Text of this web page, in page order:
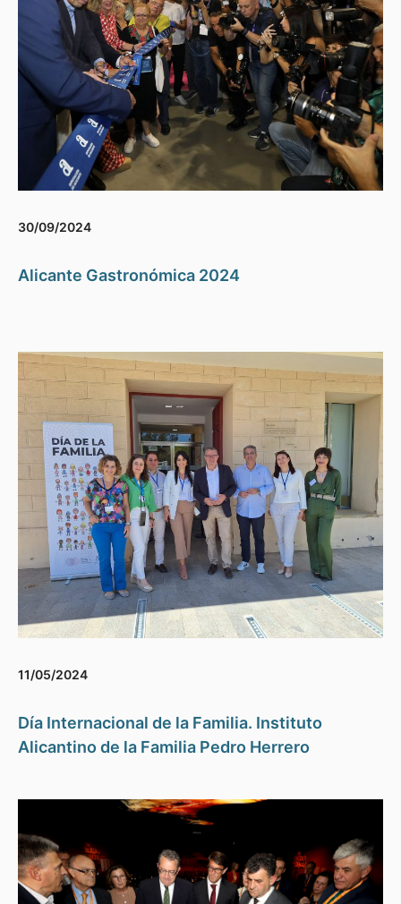
30/09/2024
Alicante Gastronómica 2024
11/05/2024
Día Internacional de la Familia. Instituto
Alicantino de la Familia Pedro Herrero